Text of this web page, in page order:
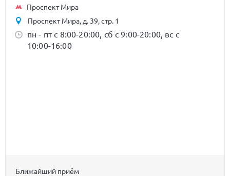
Проспект Мира
Проспект Мира, д. 39, стр. 1
пн - пт с 8:00-20:00, сб с 9:00-20:00, вс с
10:00-16:00
Ближайший приём